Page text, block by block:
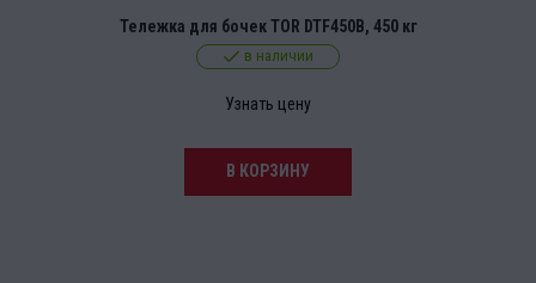
Тележка для бочек TOR DTF450B, 450 кг
в наличии
Узнать цену
В КОРЗИНУ